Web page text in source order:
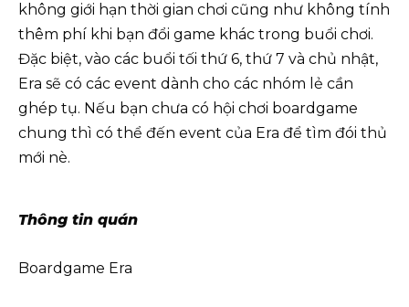
không giới hạn thời gian chơi cũng như không tính
thêm phí khi bạn đổi game khác trong buổi chơi.
Đặc biệt, vào các buổi tối thứ 6, thứ 7 và chủ nhật,
Era sẽ có các event dành cho các nhóm lẻ cần
ghép tụ. Nếu bạn chưa có hội chơi boardgame
chung thì có thể đến event của Era để tìm đói thủ
mới nè.
Thông tin quán
Boardgame Era